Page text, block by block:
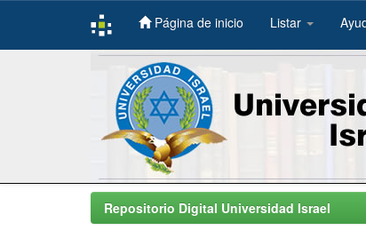
Skip
Página de inicio Listar
Repositorio Digital Universidad Israel